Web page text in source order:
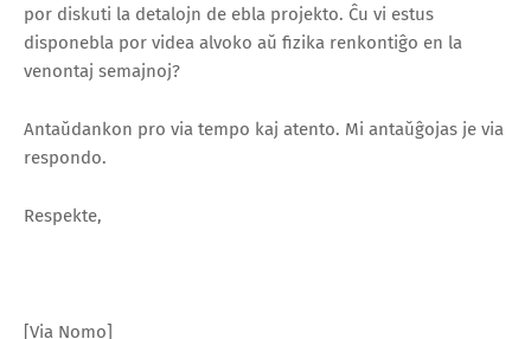
por diskuti la detalojn de ebla projekto. Ĉu vi estus
disponebla por videa alvoko aŭ fizika renkontiĝo en la
venontaj semajnoj?
Antaŭdankon pro via tempo kaj atento. Mi antaŭĝojas je via
respondo.
Respekte,
[Via Nomo]